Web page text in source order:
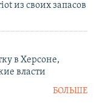
из своих запасов
в Херсоне,
власти
БОЛЬШЕ